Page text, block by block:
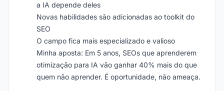
a IA depende deles
Novas habilidades são adicionadas ao toolkit do
SEO
O campo fica mais especializado e valioso
Minha aposta: Em 5 anos, SEOs que aprenderem
otimização para IA vão ganhar 40% mais do que
quem não aprender. É oportunidade, não ameaça.